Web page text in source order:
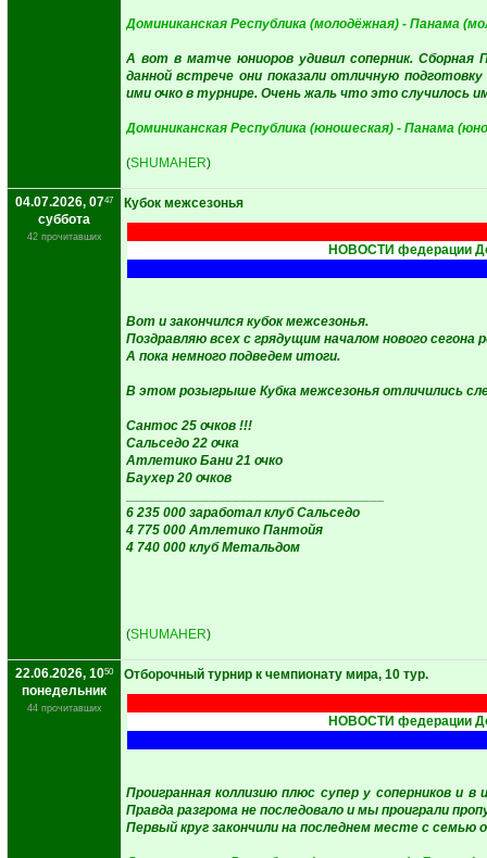
Доминиканская Республика (молодёжная) - Панама
А вот в матче юниоров удивил соперник. Сборная
данной встрече они показали отличную
ими очко в турнире. Очень жаль что это случилось
Доминиканская Республика (юношеская) - Панама
(SHUMAHER)
04.07.2026, 0747
суббота
42 прочитавших
Кубок межсезонья
НОВОСТИ федерации
Вот и закончился кубок межсезонья.
Поздравляю всех с грядущим началом нового сегона
А пока немного подведем итоги.
В этом розыгрыше Кубка межсезонья отличились
Сантос 25 очков !!!
Сальседо 22 очка
Атлетико Бани 21 очко
Баухер 20 очков
6 235 000 заработал клуб Сальседо
4 775 000 Атлетико Пантойя
4 740 000 клуб Метальдом
(SHUMAHER)
22.06.2026, 1050
понедельник
44 прочитавших
Отборочный турнир к чемпионату мира, 10 тур.
НОВОСТИ федерации
Проигранная коллизию плюс супер у соперников и
Правда разгрома не последовало и мы проиграли
Первый круг закончили на последнем месте с семью